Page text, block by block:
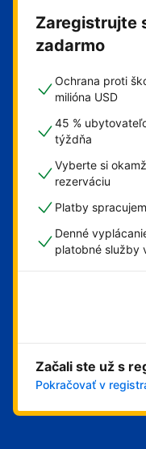
Zaregistrujte
zadarmo
Ochrana proti
milióna USD
45 %
týždňa
Vyberte si
rezerváciu
Platby
Denné
platobné služby
Začali ste už s
Pokračovať v